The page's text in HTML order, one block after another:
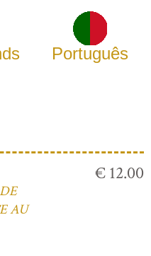
Português
AU
€ 12.00